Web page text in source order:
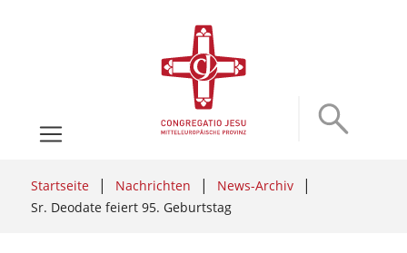
Startseite Nachrichten
News-Archiv
Sr. Deodate feiert 95. Geburtstag